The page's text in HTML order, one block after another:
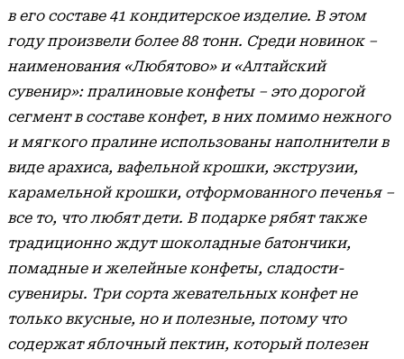
в его составе 41 кондитерское изделие. В этом
году произвели более 88 тонн. Среди новинок –
наименования «Любятово» и «Алтайский
сувенир»: пралиновые конфеты – это дорогой
сегмент в составе конфет, в них помимо нежного
и мягкого пралине использованы наполнители в
виде арахиса, вафельной крошки, экструзии,
карамельной крошки, отформованного печенья –
все то, что любят дети. В подарке рябят также
традиционно ждут шоколадные батончики,
помадные и желейные конфеты, сладости-
сувениры. Три сорта жевательных конфет не
только вкусные, но и полезные, потому что
содержат яблочный пектин, который полезен